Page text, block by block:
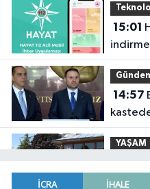
15:01
14:57
YAŞAM